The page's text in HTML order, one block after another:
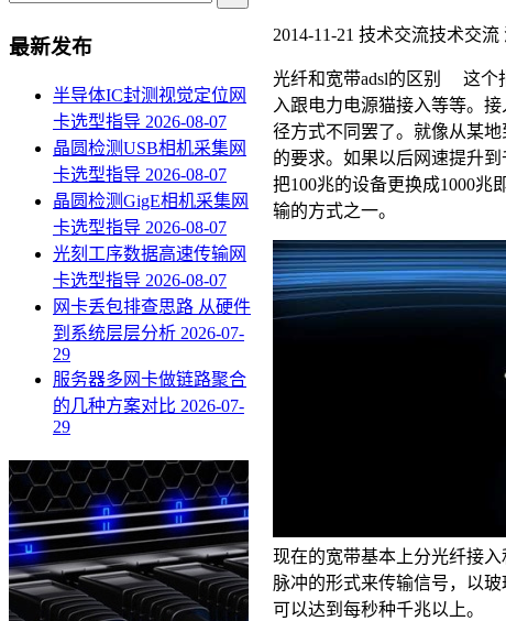
最新发布
半导体IC封测视觉定位网
卡选型指导 2026-08-07
晶圆检测USB相机采集网
卡选型指导 2026-08-07
晶圆检测GigE相机采集网
卡选型指导 2026-08-07
光刻工序数据高速传输网
卡选型指导 2026-08-07
网卡丢包排查思路 从硬件
到系统层层分析 2026-07-
29
服务器多网卡做链路聚合
的几种方案对比 2026-07-
29
2014-11-21 技术交流技术交流
光纤和宽带adsl的区别 这个
入跟电力电源猫接入等等。
径方式不同罢了。就像从某
的要求。如果以后网速提升
把100兆的设备更换成1000
输的方式之一。
现在的宽带基本上分光纤接
脉冲的形式来传输信号，以
可以达到每秒种千兆以上。